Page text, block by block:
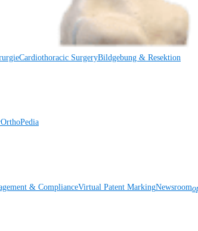
Cardiothoracic SurgeryBildgebung & Resektion
OrthoPedia
& ComplianceVirtual Patent MarkingNewsroom